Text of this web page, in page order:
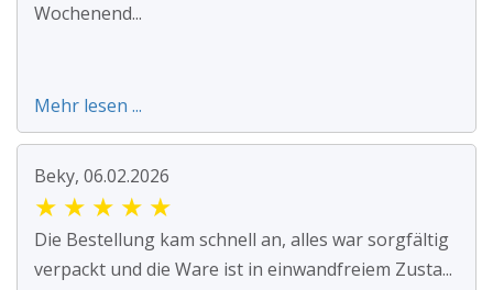
Wochenend...
Mehr lesen ...
Beky, 06.02.2026
★ ★ ★ ★ ★
Die Bestellung kam schnell an, alles war sorgfältig
verpackt und die Ware ist in einwandfreiem Zusta...